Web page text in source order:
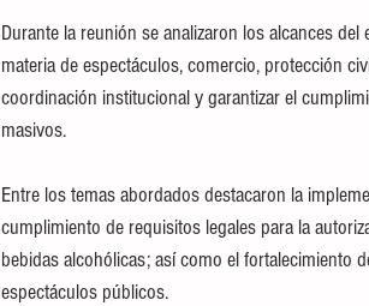
Durante la reunión se analizaron los alcances
materia de espectáculos, comercio, protección
coordinación institucional y garantizar el
masivos.
Entre los temas abordados destacaron la
cumplimiento de requisitos legales para la
bebidas alcohólicas; así como el fortalecimiento
espectáculos públicos.